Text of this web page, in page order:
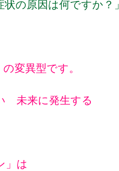
の原因は何ですか？」
変異型です。
未来に発生する
」は